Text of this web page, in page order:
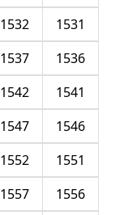
1531
1532
1536
1537
1541
1542
1546
1547
1551
1552
1556
1557